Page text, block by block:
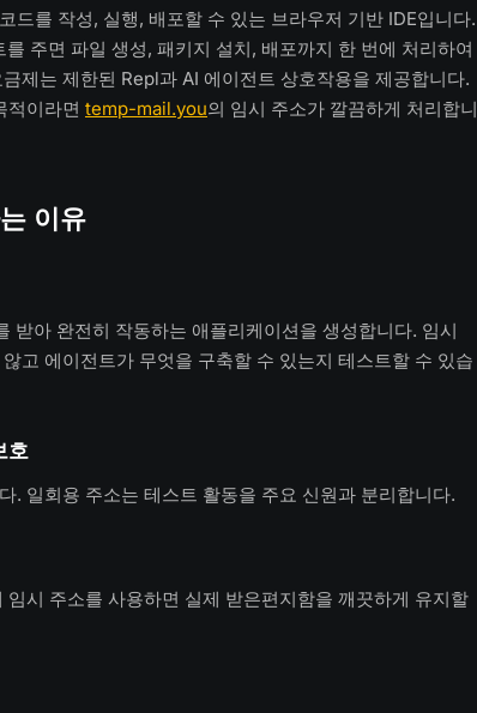
드를 작성, 실행, 배포할 수 있는 브라우저 기반 IDE입니다.
주면 파일 생성, 패키지 설치, 배포까지 한 번에 처리하여
제는 제한된 Repl과 AI 에이전트 상호작용을 제공합니다.
적이라면 temp-mail.you의 임시 주소가 깔끔하게 처리합니
이유
받아 완전히 작동하는 애플리케이션을 생성합니다. 임시
고 에이전트가 무엇을 구축할 수 있는지 테스트할 수 있습
호
. 일회용 주소는 테스트 활동을 주요 신원과 분리합니다.
시 주소를 사용하면 실제 받은편지함을 깨끗하게 유지할